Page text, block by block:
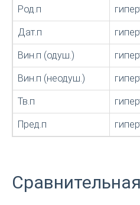
Род.п
Дат.п
Вин.п (одуш.)
Вин.п (неодуш.)
Тв.п
Пред.п